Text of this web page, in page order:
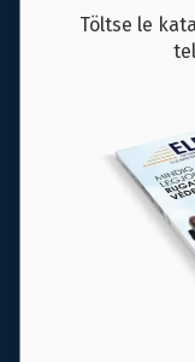
Töltse le